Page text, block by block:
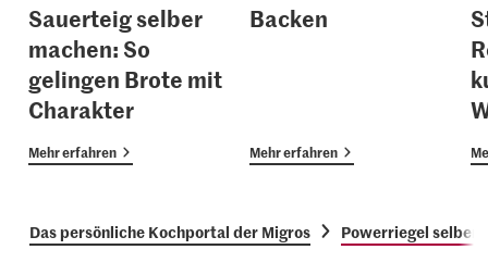
Sauerteig selber
machen: So
gelingen Brote mit
Charakter
Mehr erfahren
Backen
Mehr erfahren
Das persönliche Kochportal der Migros Powerriegel selber